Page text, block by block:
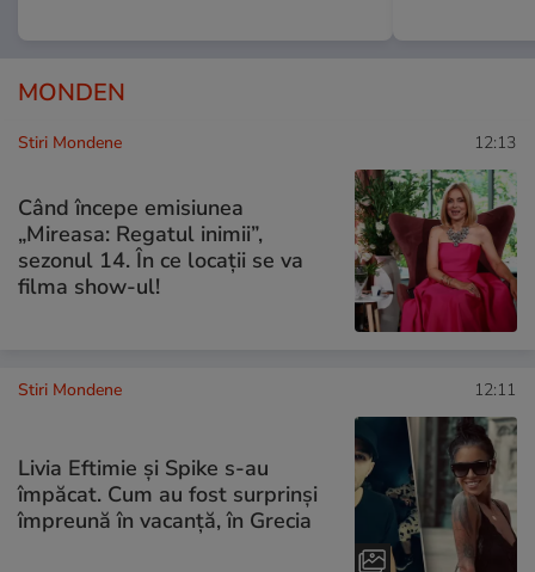
MONDEN
Stiri Mondene 12:13
Când începe emisiunea
„Mireasa: Regatul inimii”,
sezonul 14. În ce locații se va
filma show-ul!
Stiri Mondene 12:11
Livia Eftimie și Spike s-au
împăcat. Cum au fost surprinși
împreună în vacanță, în Grecia